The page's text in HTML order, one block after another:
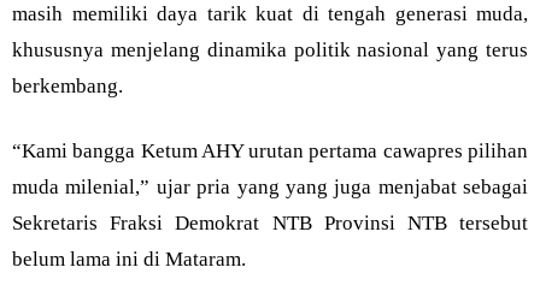
masih memiliki daya tarik kuat di tengah generasi muda,
khususnya menjelang dinamika politik nasional yang terus
berkembang.
“Kami bangga Ketum AHY urutan pertama cawapres pilihan
muda milenial,” ujar pria yang yang juga menjabat sebagai
Sekretaris Fraksi Demokrat NTB Provinsi NTB tersebut
belum lama ini di Mataram.